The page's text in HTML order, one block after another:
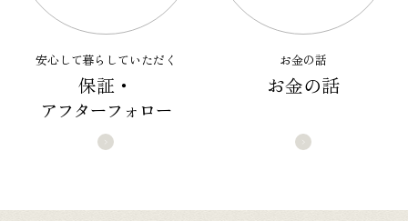
安心して暮らしていただく
保証・
アフターフォロー
お金の話
お金の話